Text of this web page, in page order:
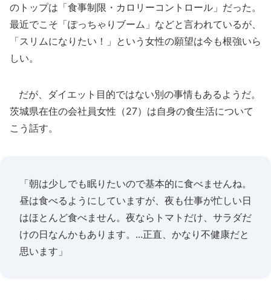
のトップは「食事制限・カロリーコントロール」だった。
最近でこそ「ぽっちゃりブーム」などと言われているが、
「スリムになりたい！」という女性の願望は今も根強いら
しい。
だが、ダイエット目的ではない別の事情もあるようだ。
茨城県在住の会社員女性（27）は自身の食生活について
こう話す。
「朝は少しでも眠りたいので基本的に食べませんね。
昼は食べるようにしていますが、夜も仕事が忙しい日
はほとんど食べません。夜ならトマトだけ、サラダだ
けの日なんかもあります。...正直、かなり不健康だと
思います」